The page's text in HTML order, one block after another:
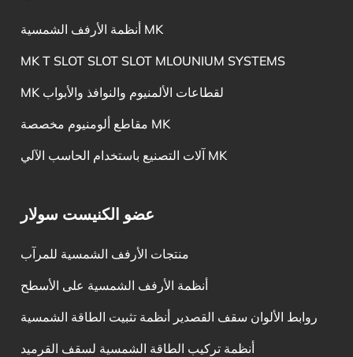
أنظمة الأرفف الشمسية MK
MK T SLOT SLOT SLOT MLOUNIUM SYSTEMS
MK لقطاعات الألمنيوم والنوافذ والأبواب
مقاطع ألومنيوم مخصصة MK
آلات التصنيع باستخدام الحاسب الآلي MK
عضو الكنيست سولار
منتجات الأرفف الشمسية للمرآب
أنظمة الأرفف الشمسية على الأسطح
روابط الألوان سقف القصدير أنظمة تثبيت الطاقة الشمسية
أنظمة تركيب الطاقة الشمسية لسقف القرميد